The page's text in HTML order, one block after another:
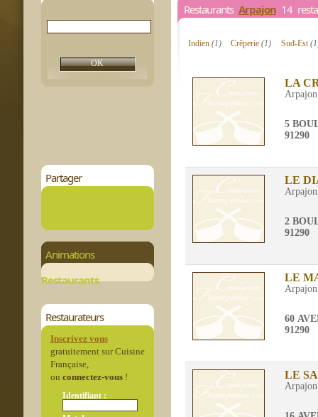
Partager
Animations
Restaurants
Restaurateurs
Inscrivez vous
gratuitement sur Cuisine
Française,
ou connectez-vous!
Identifiant :
Restaurants Arpajon 14
Indien (1) Crêperie(1) Sud-Est
LA
Arpajon
5
91290
LE
Arpajon
2
91290
LE
Arpajon
60
91290
LE
Arpajon